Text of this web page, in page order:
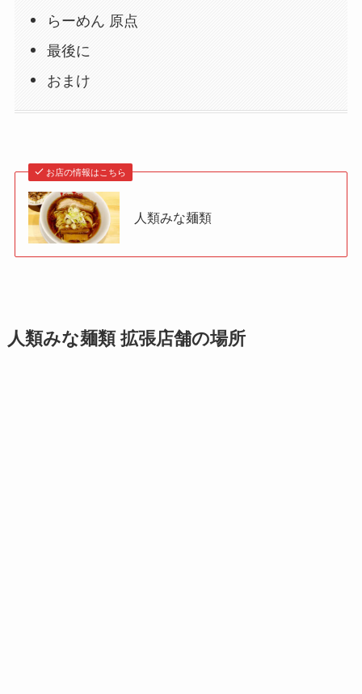
らーめん 原点
最後に
おまけ
お店の情報はこちら
人類みな麺類
人類みな麺類 拡張店舗の場所